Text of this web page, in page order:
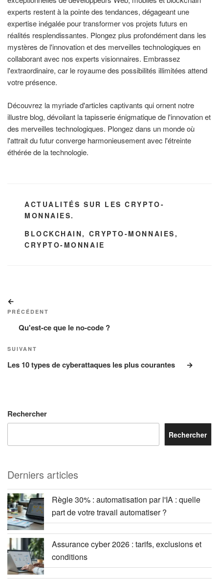
experts restent à la pointe des tendances, dégageant une
expertise inégalée pour transformer vos projets futurs en
réalités resplendissantes. Plongez plus profondément dans les
mystères de l'innovation et des merveilles technologiques en
collaborant avec nos experts visionnaires. Embrassez
l'extraordinaire, car le royaume des possibilités illimitées attend
votre présence.
Découvrez la myriade d'articles captivants qui ornent notre
illustre blog, dévoilant la tapisserie énigmatique de l'innovation et
des merveilles technologiques. Plongez dans un monde où
l'attrait du futur converge harmonieusement avec l'étreinte
éthérée de la technologie.
CATÉGORIES
ACTUALITÉS SUR LES CRYPTO-
MONNAIES.
ÉTIQUETTES
BLOCKCHAIN, CRYPTO-MONNAIES ,
CRYPTO-MONNAIE
de
l’article
précédent
PRÉCÉDENT
Qu'est-ce que le no-code ?
Article
suivant
SUIVANT
Les 10 types de cyberattaques les plus courantes
Rechercher
Rechercher
Derniers articles
Règle 30% : automatisation par l'IA : quelle
part de votre travail automatiser ?
Assurance cyber 2026 : tarifs, exclusions et
conditions